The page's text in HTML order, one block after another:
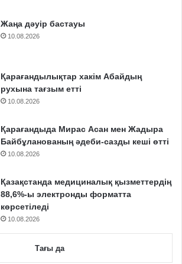
Жаңа дәуір бастауы
10.08.2026
Қарағандылықтар хакім Абайдың
рухына тағзым етті
10.08.2026
Қарағандыда Мирас Асан мен Жадыра
Байбұланованың әдеби-сазды кеші өтті
10.08.2026
Қазақстанда медициналық қызметтердің
88,6%-ы электронды форматта
көрсетіледі
10.08.2026
Тағы да